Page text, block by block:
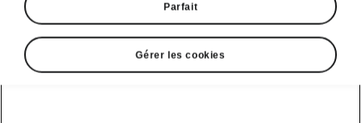
Parfait
Gérer les cookies